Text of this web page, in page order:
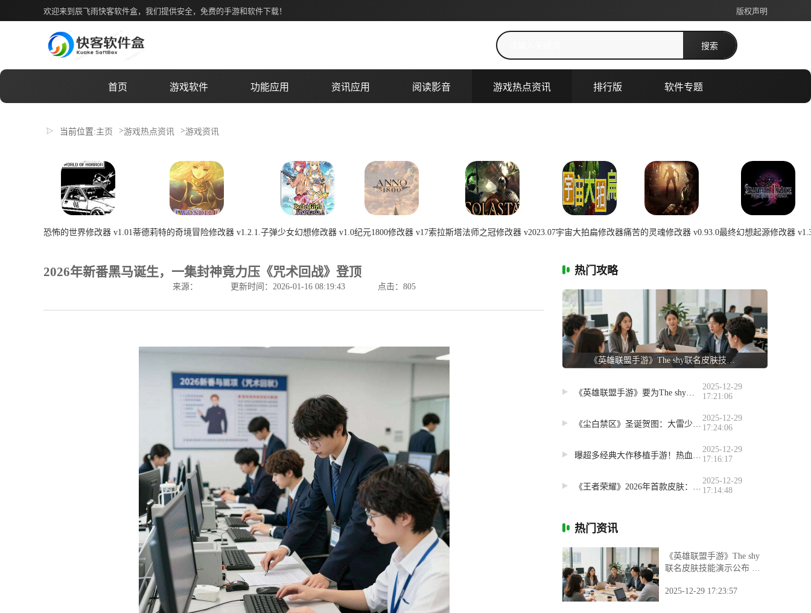
2026年新番黑马诞生，一集封神竟力压《咒术回战》登顶
欢迎来到辰飞雨快客软件盒，我们提供安全，免费的手游和软件下载！ 版权声明
搜索关键词
搜索
首页 游戏软件 功能应用 资讯应用 阅读影音 游戏热点资讯 排行版 软件专题
当前位置:主页 >游戏热点资讯 >游戏资讯
恐怖的世界修改器 v1.01蒂德莉特的奇境冒险修改器 v1.2.1.子弹少女幻想修改器 v1.0纪元1800修改器 v17索拉斯塔法师之冠修改器 v2023.07宇宙大拍扁修改器痛苦的灵魂修改器 v0.93.0最终幻想起源修改器
2026年新番黑马诞生，一集封神竟力压《咒术回战》登顶
来源： 更新时间：2026-01-16 08:19:43 点击： 805
热门攻略
《英雄联盟手游》The shy联名皮肤技能演示公布 却引玩家吐槽
《英雄联盟手游》要为The shy推出联名皮肤！果然要选那个英雄?
2025-12-29
17:21:06
《尘白禁区》圣诞贺图：大雷少女面红娇羞献爱心
2025-12-29
17:24:06
曝超多经典大作移植手游！热血无赖蝙蝠侠古墓丽影等
2025-12-29
17:16:17
《王者荣耀》2026年首款皮肤：野性正义的孙悟空！
2025-12-29
17:14:48
热门资讯
《英雄联盟手游》The shy
联名皮肤技能演示公布 却
2025-12-29 17:23:57